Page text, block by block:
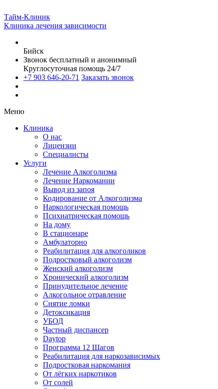
Тайм-Клиник
Клиника лечения зависимости
Бийск
Звонок бесплатный и анонимный
Круглосуточная помощь 24/7
+7 903 646-20-71 Заказать звонок
Меню
Клиника
О нас
Лицензии
Специалисты
Услуги
Лечение Алкоголизма
Лечение Наркомании
Вывод из запоя
Кодирование от Алкоголизма
Наркологическая помощь
Психиатрическая помощь
На дому
В стационаре
Амбулаторно
Реабилитация для алкоголиков
Подростковый алкоголизм
Женский алкоголизм
Хронический алкоголизм
Принудительное лечение
Алкогольное отравление
Снятие ломки
Детоксикация
УБОД
Частный диспансер
Daytop
Программа 12 Шагов
Реабилитация для наркозависимых
Подростковая наркомания
От лёгких наркотиков
От солей